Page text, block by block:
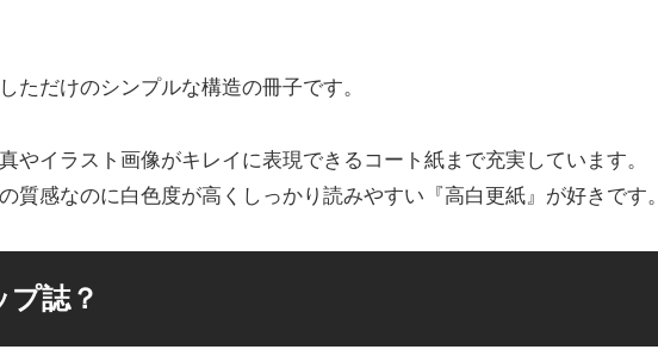
ただけのシンプルな構造の冊子です。
やイラスト画像がキレイに表現できるコート紙まで充実しています。
質感なのに白色度が高くしっかり読みやすい『高白更紙』が好きです。
誌？